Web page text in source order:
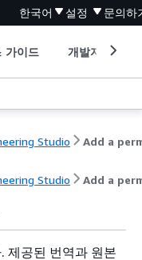
한국어 설정 문의하
가이드 개발자 도구
Studio
Studio Add a
제공된 번역과 원본